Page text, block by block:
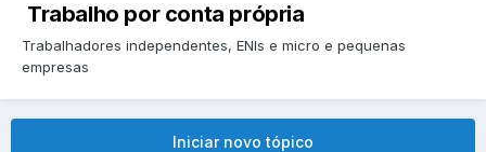
Trabalho por conta própria
Trabalhadores independentes, ENIs e micro e pequenas
empresas
Iniciar novo tópico